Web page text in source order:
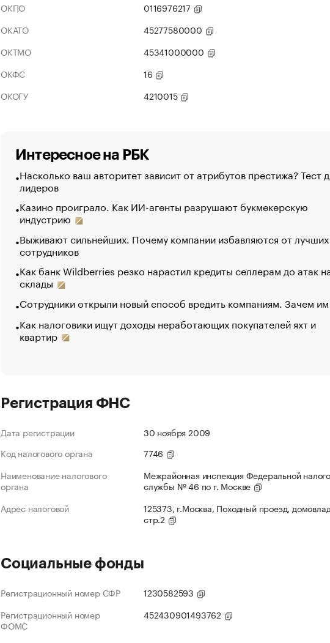
ОКПО
0116976217
ОКАТО
45277580000
ОКТМО
45341000000
ОКФС
16
ОКОГУ
4210015
Интересное на РБК
Насколько ваш авторитет зависит от атрибутов престижа? Тест
лидеров
Казино проиграло. Как ИИ-агенты разрушают букмекерскую
индустрию
Выживают сильнейших. Почему компании избавляются от лучших
сотрудников
Как банк Wildberries резко нарастил кредиты селлерам до атак
склады
Сотрудники открыли новый способ вредить компаниям. Зачем
Как налоговики ищут доходы неработающих покупателей яхт и
квартир
Регистрация ФНС
Дата регистрации
30 ноября 2009
Код налогового органа
7746
Наименование налогового
органа
Межрайонная инспекция Федеральной
службы № 46 по г. Москве
Адрес налоговой
125373, г.Москва, Походный проезд,
стр.2
Социальные фонды
Регистрационный номер СФР
1230582593
Регистрационный номер
ФОМС
452430901493762